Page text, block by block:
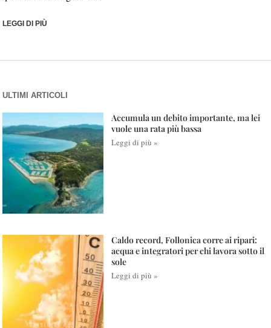
LEGGI DI PIÙ
ULTIMI ARTICOLI
Accumula un debito importante, ma lei
vuole una rata più bassa
Leggi di più »
Caldo record, Follonica corre ai ripari:
acqua e integratori per chi lavora sotto il
sole
Leggi di più »